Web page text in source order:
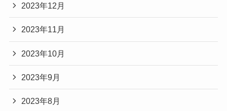
2023年12月
2023年11月
2023年10月
2023年9月
2023年8月